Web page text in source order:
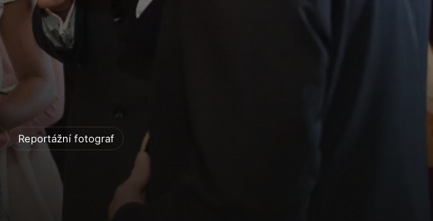
Reportážní fotograf